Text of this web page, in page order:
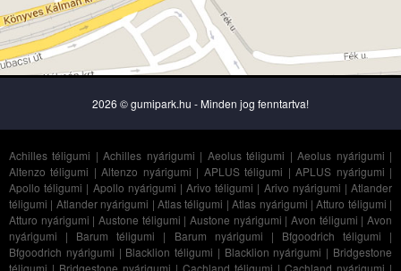
2026 © gumipark.hu - Minden jog fenntartva!
Achilles téligumi |Achilles nyárigumi | Aeolus téligumi |Aeolus nyárigumi |
Altenzo téligumi |Altenzo nyárigumi | APLUS téligumi |APLUS nyárigumi |
Apollo téligumi | Apollo nyárigumi |Arivo téligumi | Arivo nyárigumi |Atlander
téligumi | Atlander nyárigumi | Atlas téligumi |Atlas nyárigumi |Atturo téligumi |
Atturo nyárigumi |Austone téligumi |Austone nyárigumi |Avon téligumi |Avon
nyárigumi | Barum téligumi | Barum nyárigumi | Bfgoodrich téligumi |
Bfgoodrich nyárigumi | Blacklion téligumi | Blacklion nyárigumi | Bridgestone
téligumi | Bridgestone nyárigumi | Cachland téligumi | Cachland nyárigumi |